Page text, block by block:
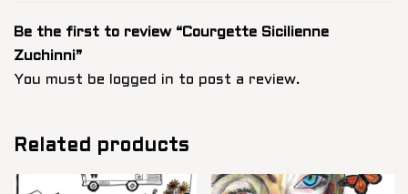
Be the first to review “Courgette Sicilienne
Zuchinni”
You must be
logged in to post a review.
Related products